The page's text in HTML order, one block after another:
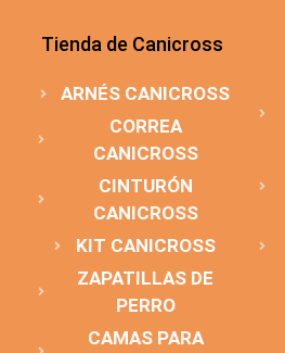
Tienda de Canicross
ARNÉS CANICROSS
CORREA
CANICROSS
CINTURÓN
CANICROSS
KIT CANICROSS
ZAPATILLAS DE
PERRO
CAMAS PARA